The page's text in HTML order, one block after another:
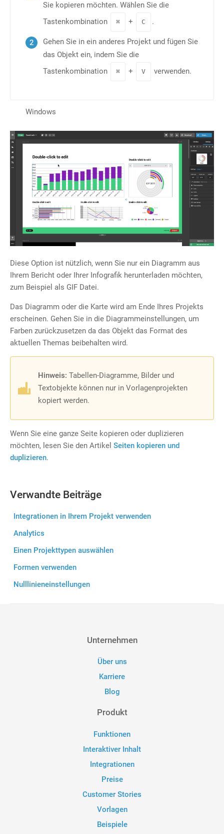
Sie kopieren möchten. Wählen Sie die
Tastenkombination
⌘ + C .
Gehen Sie in ein anderes Projekt und fügen Sie
das Objekt ein, indem Sie die
Tastenkombination
⌘ + V verwenden.
Windows
Diese Option ist nützlich, wenn Sie nur ein Diagramm aus
Ihrem Bericht oder Ihrer Infografik herunterladen möchten,
zum Beispiel als GIF Datei.
Das Diagramm oder die Karte wird am Ende Ihres Projekts
erscheinen. Gehen Sie in die Diagrammeinstellungen, um
Farben zurückzusetzen da das Objekt das Format des
aktuellen Themas beibehalten wird.
Hinweis: Tabellen-Diagramme, Bilder und
Textobjekte können nur in Vorlagenprojekten
kopiert werden.
Wenn Sie eine ganze Seite kopieren oder duplizieren
möchten, lesen Sie den Artikel Seiten kopieren und
duplizieren.
Verwandte Beiträge
Integrationen in Ihrem Projekt verwenden
Analytics
Einen Projekttypen auswählen
Formen verwenden
Nulllinieneinstellungen
Unternehmen
Über uns
Karriere
Blog
Produkt
Funktionen
Interaktiver Inhalt
Integrationen
Preise
Customer Stories
Vorlagen
Beispiele